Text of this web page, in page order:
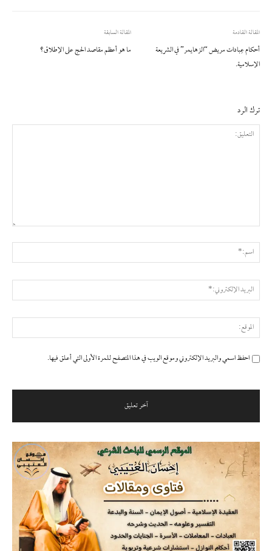
المقالة السابقة
ما هو أعظم مقاصد الحج على الإطلاق؟
المقالة القادمة
أحكام عِبادات مريض “الزهايمر” في الشريعة
الإسلامية.
ترك الرد
التعليق:
احفظ اسمي والبريد الإلكتروني وموقع الويب في هذا المتصفح للمرة الأولى التي أعلق فيها.